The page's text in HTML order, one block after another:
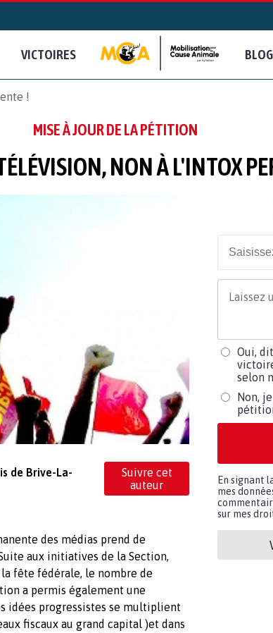
VICTOIRES BLOG
!
MISE À JOUR DE LA PÉTITION
NON À L'INTOX
de Brive-La-
Suivre cet
auteur
des médias prend de
aux initiatives de la Section,
fête fédérale, le nombre de
a permis également une
idées progressistes se multiplient
fiscaux au grand capital )et dans
Oui,
selon
Non,
En signant
mes
sur mes